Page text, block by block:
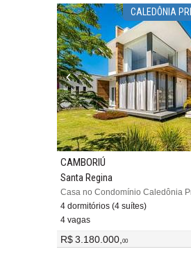
CALEDÔNIA
CAMBORIÚ
Santa Regina
4 dormitórios (4 suítes)
4 vagas
R$ 3.180.000,00